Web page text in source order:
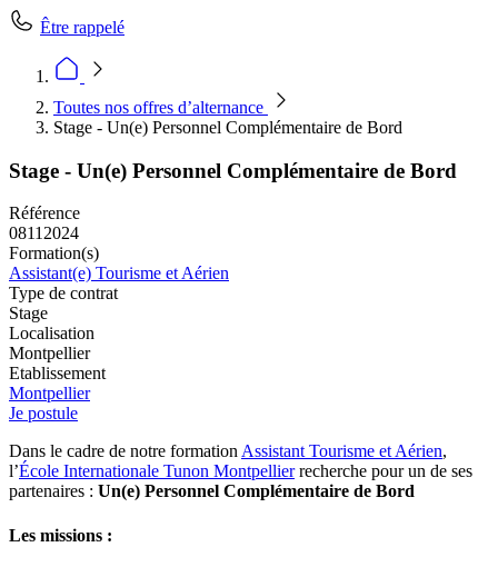
Être rappelé
Toutes nos offres d’alternance
Stage - Un(e) Personnel Complémentaire de Bord
Stage - Un(e) Personnel Complémentaire de Bord
Référence
08112024
Formation(s)
Assistant(e) Tourisme et Aérien
Type de contrat
Stage
Localisation
Montpellier
Etablissement
Montpellier
Je postule
Dans le cadre de notre formationAssistant Tourisme et Aérien,
l’École Internationale Tunon Montpellierrecherche pour un de ses
partenaires : Un(e) Personnel Complémentaire de Bord
Les missions :